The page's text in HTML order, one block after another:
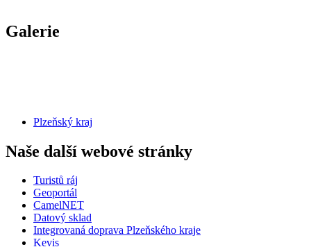
Galerie
Plzeňský kraj
Naše další webové stránky
Turistů ráj
Geoportál
CamelNET
Datový sklad
Integrovaná doprava Plzeňského kraje
Kevis